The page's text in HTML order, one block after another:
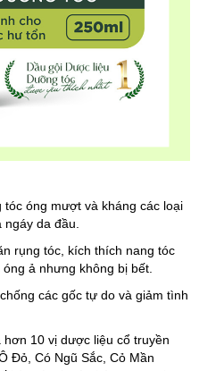
óng mượt và kháng các loại
da đầu.
rụng tóc, kích thích nang tóc
ả nhưng không bị bết.
các gốc tự do và giảm tình
10 vị dược liệu cổ truyền
Đỏ, Có Ngũ Sắc, Cỏ Mần